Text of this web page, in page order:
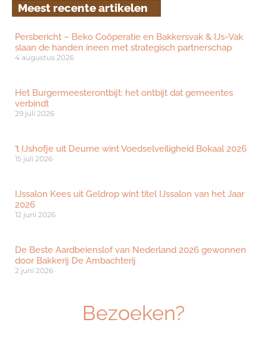
Meest recente artikelen
Persbericht – Beko Coöperatie en Bakkersvak & IJs-Vak
slaan de handen ineen met strategisch partnerschap
4 augustus 2026
Het Burgermeesterontbijt: het ontbijt dat gemeentes
verbindt
29 juli 2026
’t IJshofje uit Deurne wint Voedselveiligheid Bokaal 2026
15 juli 2026
IJssalon Kees uit Geldrop wint titel IJssalon van het Jaar
2026
12 juni 2026
De Beste Aardbeienslof van Nederland 2026 gewonnen
door Bakkerij De Ambachterij
2 juni 2026
Bezoeken?